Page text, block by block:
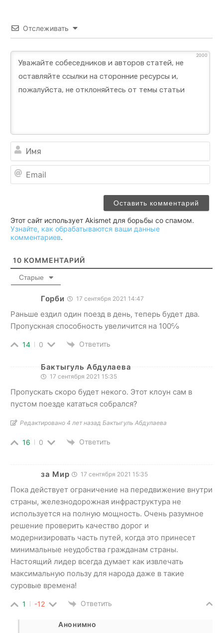
Отслеживать
2000
Этот сайт использует Akismet для борьбы со спамом.
Узнайте, как обрабатываются ваши данные
комментариев.
10 КОММЕНТАРИЙ
Старые
Горби 17 сентября 2021 14:47
Раньше ездил один поезд в день, теперь будет два.
Пропускная способность увеличится на 100℅
14 0 Ответить
Бактыгуль Абдулаева
17 сентября 2021 15:35
Пропускать скоро будет некого. Этот клоун сам в
пустом поезде кататься собрался?
Редактировано 4 лет назад Бактыгуль Абдулаева
16 0 Ответить
за Мир 17 сентября 2021 15:35
Пока действует ограничение на передвижение внутри
страны, железнодорожная инфраструктура не
используется на полную мощность. Очень разумное
решение проверить качество дорог и
модернизировать часть путей, когда это принесет
минимальные неудобства гражданам страны.
Настоящий лидер всегда думает как извлечать
максимальную пользу для народа даже в такие
суровые времена!
1 -12 Ответить
Анонимно